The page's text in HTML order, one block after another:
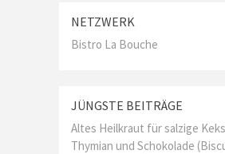
NETZWERK
Bistro La Bouche
JÜNGSTE BEITRÄGE
Altes Heilkraut für salzige
Thymian und Schokolade